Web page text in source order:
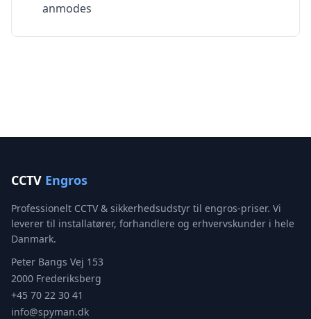
anmodes
CCTV Engros
Professionelt CCTV & sikkerhedsudstyr til engros-priser. Vi
leverer til installatører, forhandlere og erhvervskunder i hele
Danmark.
Peter Bangs Vej 153
2000 Frederiksberg
+45 70 22 30 41
info@spyman.dk